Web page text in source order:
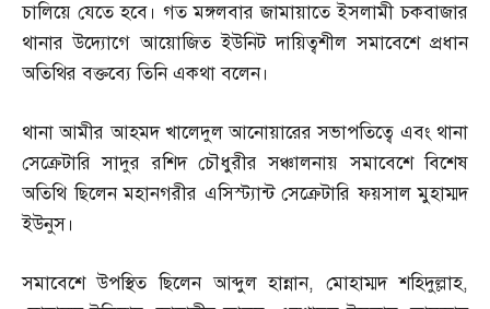
চালিয়ে যেতে হবে। গত মঙ্গলবার জামায়াতে ইসলামী চকবাজার
থানার উদ্যোগে আয়োজিত ইউনিট দায়িত্বশীল সমাবেশে প্রধান
অতিথির বক্তব্যে তিনি একথা বলেন।
থানা আমীর আহমদ খালেদুল আনোয়ারের সভাপতিত্বে এবং থানা
সেক্রেটারি সাদুর রশিদ চৌধুরীর সঞ্চালনায় সমাবেশে বিশেষ
অতিথি ছিলেন মহানগরীর এসিস্ট্যান্ট সেক্রেটারি ফয়সাল মুহাম্মদ
ইউনুস।
সমাবেশে উপস্থিত ছিলেন আব্দুল হান্নান,মোহাম্মদ শহিদুল্লাহ,